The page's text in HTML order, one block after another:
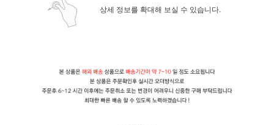
상세 정보를 확대해 보실 수 있습니다.